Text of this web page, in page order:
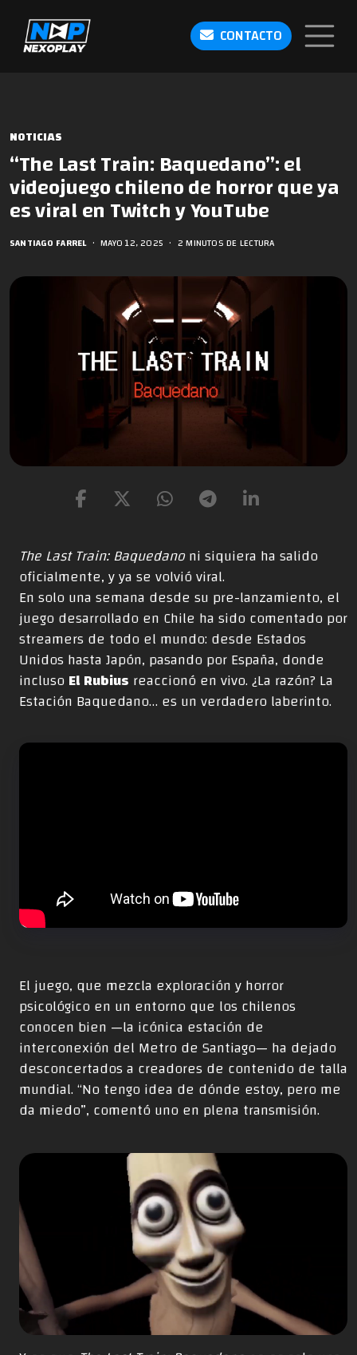
CONTACTO
NOTICIAS
“The Last Train: Baquedano”: el
videojuego chileno de horror que ya
es viral en Twitch y YouTube
SANTIAGO FARREL • MAYO 12, 2025 • 2 MINUTOS DE LECTURA
The Last Train: Baquedanoni siquiera ha salido
oficialmente, y ya se volvió viral.
En solo una semana desde su pre-lanzamiento, el
juego desarrollado en Chile ha sido comentado por
streamers de todo el mundo: desde Estados
Unidos hasta Japón, pasando por España, donde
inclusoEl Rubius reaccionó en vivo. ¿La razón? La
Estación Baquedano… es un verdadero laberinto.
El juego, que mezcla exploración y horror
psicológico en un entorno que los chilenos
conocen bien —la icónica estación de
interconexión del Metro de Santiago— ha dejado
desconcertados a creadores de contenido de talla
mundial. “No tengo idea de dónde estoy, pero me
da miedo”, comentó uno en plena transmisión.